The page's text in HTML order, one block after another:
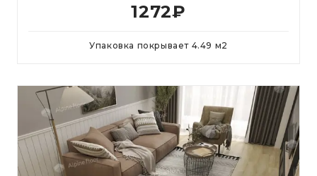
1272₽
Упаковка покрывает 4.49 м2